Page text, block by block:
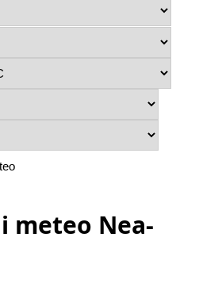
meteo Nea-